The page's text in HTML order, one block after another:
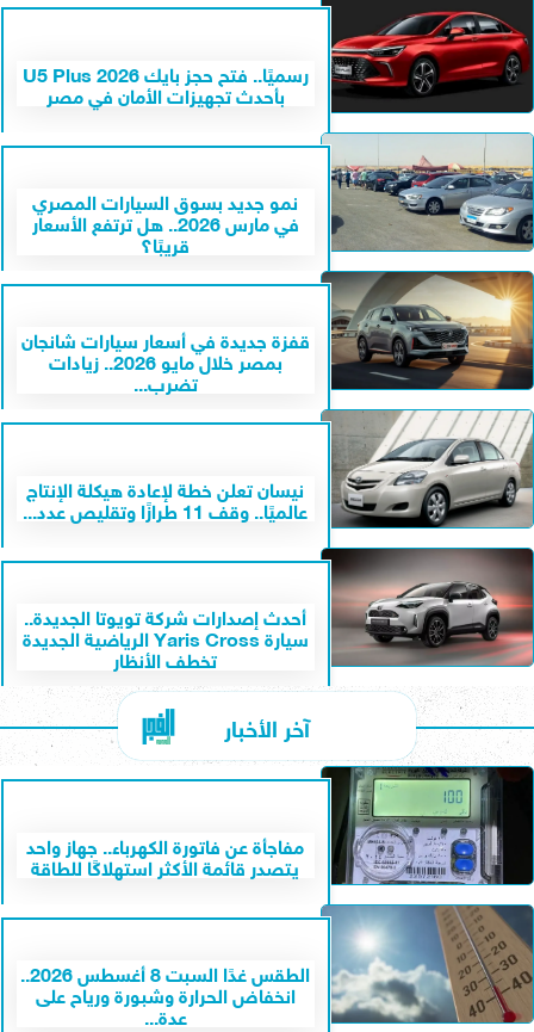
رسميًا.. فتح حجز بايك U5 Plus 2026
بأحدث تجهيزات الأمان في مصر
نمو جديد بسوق السيارات المصري
في مارس 2026.. هل ترتفع الأسعار
قريبًا؟
قفزة جديدة في أسعار سيارات شانجان
بمصر خلال مايو 2026.. زيادات
تضرب...
نيسان تعلن خطة لإعادة هيكلة الإنتاج
عالميًا.. وقف 11 طرازًا وتقليص عدد...
أحدث إصدارات شركة تويوتا الجديدة..
سيارة Yaris Cross الرياضية الجديدة
تخطف الأنظار
آخر الأخبار
مفاجأة عن فاتورة الكهرباء.. جهاز واحد
يتصدر قائمة الأكثر استهلاكًا للطاقة
الطقس غدًا السبت 8 أغسطس 2026..
انخفاض الحرارة وشبورة ورياح على
عدة...